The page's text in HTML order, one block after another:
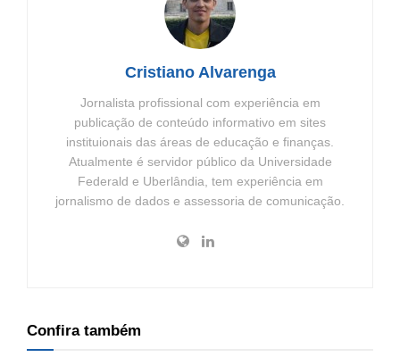
Cristiano Alvarenga
Jornalista profissional com experiência em
publicação de conteúdo informativo em sites
instituionais das áreas de educação e finanças.
Atualmente é servidor público da Universidade
Federald e Uberlândia, tem experiência em
jornalismo de dados e assessoria de comunicação.
Confira também